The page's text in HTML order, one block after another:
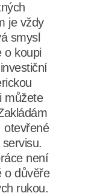
je vždy
smysl
o koupi
můžete
otevřené
není
o důvěře
rukou.